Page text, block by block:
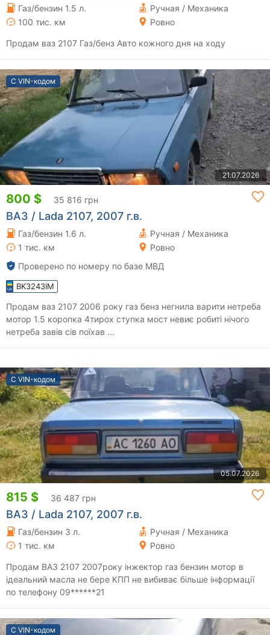
Газ/бензин 1.5 л.
Ручная / Механика
100 тис. км
Ровно
Продам ваз 2107 Газ/бенз Авто кожного дня на ходу
С VIN-кодом
21.07.2026
800 $ 35 816 грн
ВАЗ / Lada 2107, 2007 г.в.
Газ/бензин 1.6 л.
Ручная / Механика
1 тис. км
Ровно
Проверено по номеру по базе МВД
BK3243IM
Продам ваз 2107 2006 року газ бенз негнила варити нетреба
мотор 1.5 коропка 4тирох ступка мост невиє робиті нічого
нетреба завів сів поїхав ...
С VIN-кодом
05.07.2026
815 $ 36 487 грн
ВАЗ / Lada 2107, 2007 г.в.
Газ/бензин 3 л.
Ручная / Механика
1 тис. км
Ровно
Продам ВАЗ 2107 2007року інжектор газ бензин мотор в
ідеальний масла не бере КПП не вибиває більше інформації
по телефону 09******21
С VIN-кодом